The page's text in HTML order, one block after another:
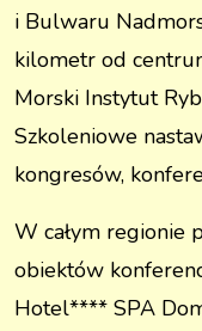
i Bulwaru
kilometr od
Morski Instytut
Szkoleniowe
kongresów,
W całym regionie
obiektów
Hotel**** SPA